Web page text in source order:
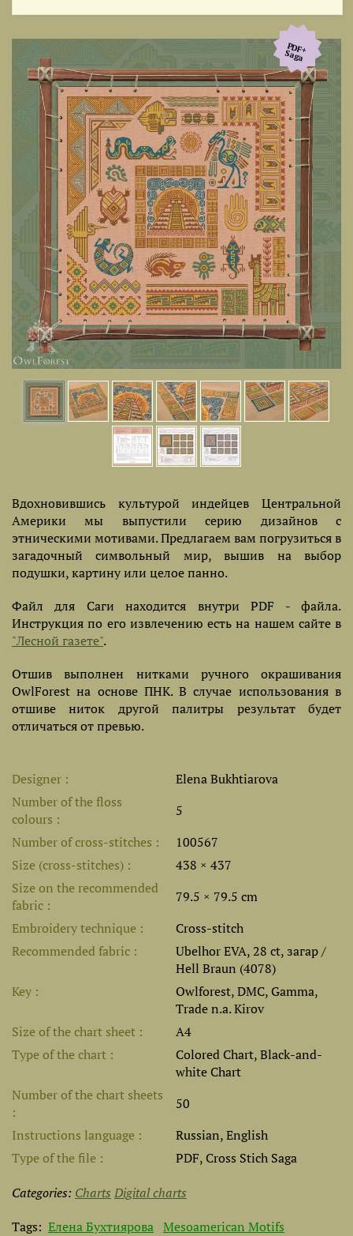
PDF+
Saga
Вдохновившись культурой индейцев Центральной
Америки мы выпустили серию дизайнов с
этническими мотивами. Предлагаем вам погрузиться в
загадочный символьный мир, вышив на выбор
подушки, картину или целое панно.
Файл для Саги находится внутри PDF - файла.
Инструкция по его извлечению есть на нашем сайте в
"Лесной газете".
Отшив выполнен нитками ручного окрашивания
OwlForest на основе ПНК. В случае использования в
отшиве ниток другой палитры результат будет
отличаться от превью.
Designer
Elena Bukhtiarova
Number of the floss
colours
5
Number of cross-stitches
100567
Size (cross-stitches)
438 × 437
Size on the recommended
fabric
79.5 × 79.5 cm
Embroidery technique
Cross-stitch
Recommended fabric
Ubelhor EVA, 28 ct, загар /
Hell Braun (4078)
Key
Owlforest, DMC, Gamma,
Trade n.a. Kirov
Size of the chart sheet
A4
Type of the chart
Colored Chart, Black-and-
white Chart
Number of the chart sheets
50
Instructions language
Russian, English
Type of the file
PDF, Cross Stich Saga
Categories: Charts Digital charts
Tags: Елена Бухтиярова Mesoamerican Motifs